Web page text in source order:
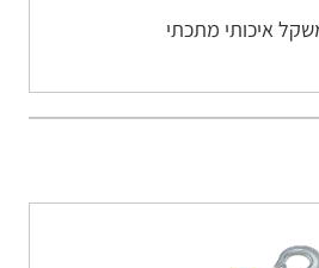
איכותי מתכתי